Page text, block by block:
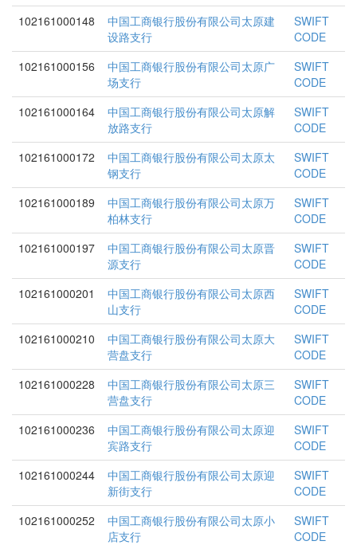
102161000148
中国工商银行股份有限公司太原建
设路支行
SWIFT
CODE
102161000156
中国工商银行股份有限公司太原广
场支行
SWIFT
CODE
102161000164
中国工商银行股份有限公司太原解
放路支行
SWIFT
CODE
102161000172
中国工商银行股份有限公司太原太
钢支行
SWIFT
CODE
102161000189
中国工商银行股份有限公司太原万
柏林支行
SWIFT
CODE
102161000197
中国工商银行股份有限公司太原晋
源支行
SWIFT
CODE
102161000201
中国工商银行股份有限公司太原西
山支行
SWIFT
CODE
102161000210
中国工商银行股份有限公司太原大
营盘支行
SWIFT
CODE
102161000228
中国工商银行股份有限公司太原三
营盘支行
SWIFT
CODE
102161000236
中国工商银行股份有限公司太原迎
宾路支行
SWIFT
CODE
102161000244
中国工商银行股份有限公司太原迎
新街支行
SWIFT
CODE
102161000252
中国工商银行股份有限公司太原小
店支行
SWIFT
CODE